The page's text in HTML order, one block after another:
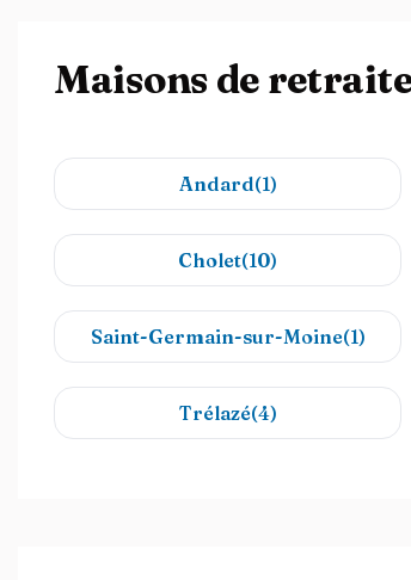
Maisons de
Andard(1)
Cholet(10)
Saint-Germain-sur-Moine(1)
Trélazé(4)